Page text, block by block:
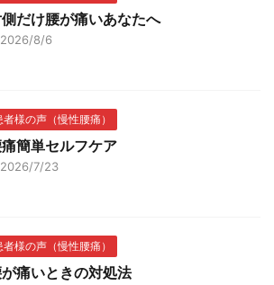
側だけ腰が痛いあなたへ
2026/8/6
者様の声（慢性腰痛）
簡単セルフケア
2026/7/23
者様の声（慢性腰痛）
痛いときの対処法